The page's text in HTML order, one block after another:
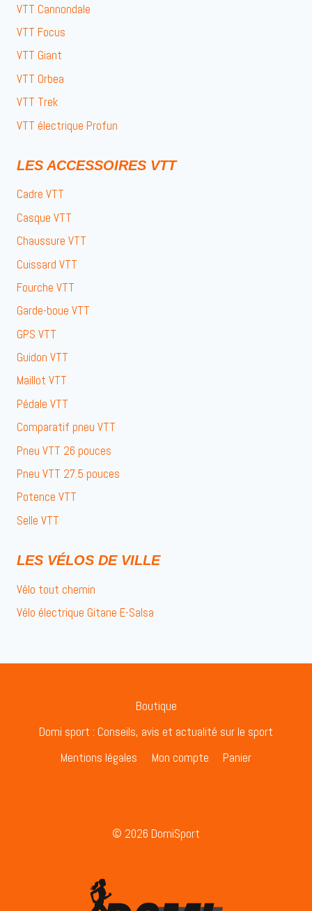
VTT Cannondale
VTT Focus
VTT Giant
VTT Orbea
VTT Trek
VTT électrique Profun
LES ACCESSOIRES VTT
Cadre VTT
Casque VTT
Chaussure VTT
Cuissard VTT
Fourche VTT
Garde-boue VTT
GPS VTT
Guidon VTT
Maillot VTT
Pédale VTT
Comparatif pneu VTT
Pneu VTT 26 pouces
Pneu VTT 27.5 pouces
Potence VTT
Selle VTT
LES VÉLOS DE VILLE
Vélo tout chemin
Vélo électrique Gitane E-Salsa
Boutique
Domi sport : Conseils, avis et actualité sur le sport
Mentions légales
Mon compte Panier
© 2026 DomiSport